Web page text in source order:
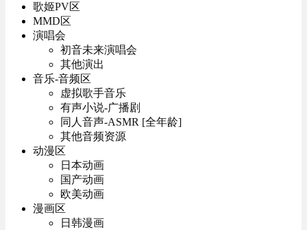
歌姬PV区
MMD区
演唱会
初音未来演唱会
其他演出
音乐-音频区
虚拟歌手音乐
有声小说-广播剧
同人音声-ASMR [全年龄]
其他音频资源
动漫区
日本动画
国产动画
欧美动画
漫画区
日韩漫画